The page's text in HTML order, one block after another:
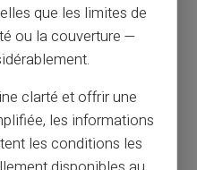
allocations restent
au jeune de trouver
sans coupure brutale
vérifier auprès de la
de ce délai et les
que les limites de
ou la couverture —
clarté et offrir une
les informations
les conditions les